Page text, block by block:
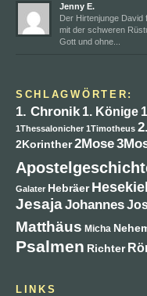
Jenny E.
Der Hirtenjunge David
mit der schweren
Gott und ohne...
SCHLAGWÖRTER:
1. Chronik 1. Könige
1Thessalonicher 1Timotheus
2Korinther2Mose
Galater Hebräer Hesekiel
JesajaJohannes
Matthäus Micha
Psalmen Richter
LINKS